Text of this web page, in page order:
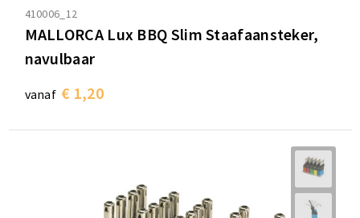
410006_12
MALLORCA Lux BBQ Slim Staafaansteker,
navulbaar
vanaf € 1,20